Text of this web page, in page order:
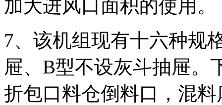
加大进风口面积的使用。
7、该机组现有十六种规
屉、B型不设灰斗抽屉。
折包口料仓倒料口，混